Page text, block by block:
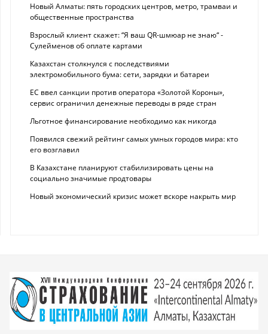
Новый Алматы: пять городских центров, метро, трамваи и
общественные пространства
Взрослый клиент скажет: “Я ваш QR-шмюар не знаю“ -
Сулейменов об оплате картами
Казахстан столкнулся с последствиями
электромобильного бума: сети, зарядки и батареи
ЕС ввел санкции против оператора «Золотой Короны»,
сервис ограничил денежные переводы в ряде стран
Льготное финансирование необходимо как никогда
Появился свежий рейтинг самых умных городов мира: кто
его возглавил
В Казахстане планируют стабилизировать цены на
социально значимые продтовары
Новый экономический кризис может вскоре накрыть мир